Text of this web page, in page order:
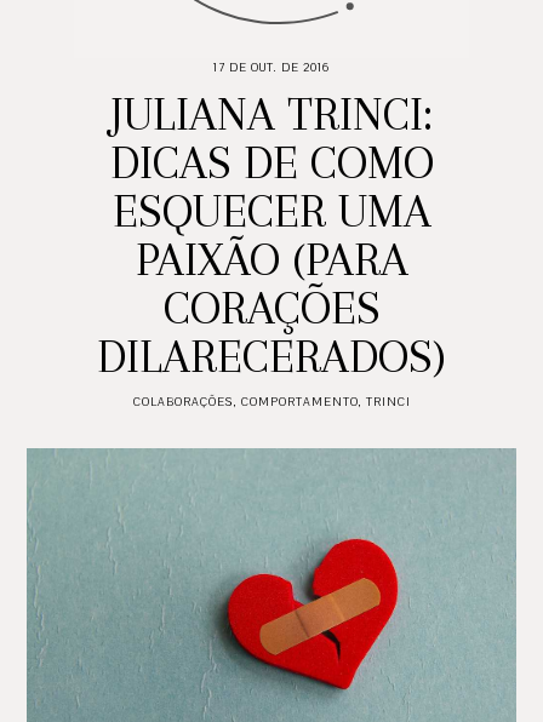
17 DE OUT. DE 2016
JULIANA TRINCI:
DICAS DE COMO
ESQUECER UMA
PAIXÃO (PARA
CORAÇÕES
DILARECERADOS)
COLABORAÇÕES, COMPORTAMENTO, TRINCI